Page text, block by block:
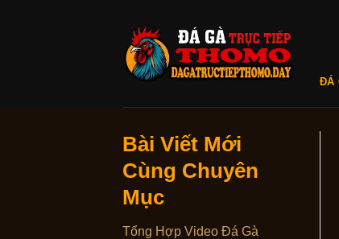
ĐÁ
Bài Viết Mới
Cùng Chuyên
Mục
Tổng Hợp Video Đá Gà